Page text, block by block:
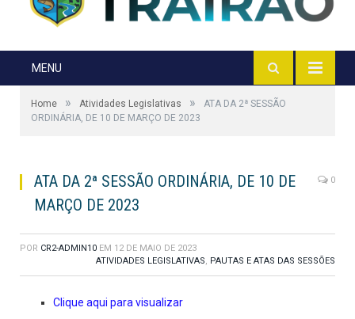
MENU
Home » Atividades Legislativas »
ATA DA 2ª SESSÃO
ORDINÁRIA, DE 10 DE MARÇO DE 2023
ATA DA 2ª SESSÃO ORDINÁRIA, DE 10 DE
MARÇO DE 2023
0
POR CR2-ADMIN10 EM 12 DE MAIO DE 2023
ATIVIDADES LEGISLATIVAS, PAUTAS E ATAS DAS SESSÕES
Clique aqui para visualizar